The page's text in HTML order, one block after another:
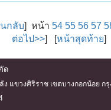
กลับ] หน้า 54 55 56 57
ต่อไป>>] [หน้าสุดท้าย]
ด
แขวงศิริราช เขตบางกอกน้อย ก